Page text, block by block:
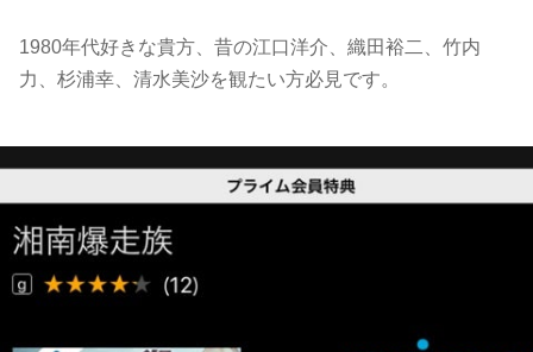
1980年代好きな貴方、昔の江口洋介、織田裕二、竹内
力、杉浦幸、清水美沙を観たい方必見です。